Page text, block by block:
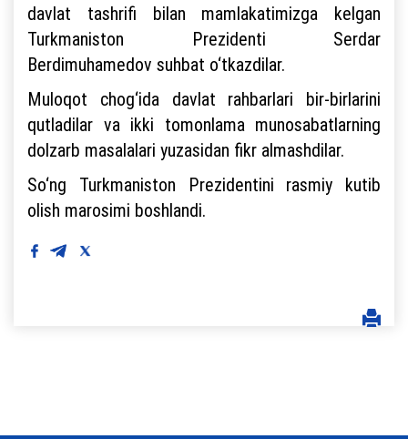
davlat tashrifi bilan mamlakatimizga kelgan
Turkmaniston Prezidenti Serdar
Berdimuhamedov suhbat o‘tkazdilar.
Muloqot chog‘ida davlat rahbarlari bir-birlarini
qutladilar va ikki tomonlama munosabatlarning
dolzarb masalalari yuzasidan fikr almashdilar.
So‘ng Turkmaniston Prezidentini rasmiy kutib
olish marosimi boshlandi.